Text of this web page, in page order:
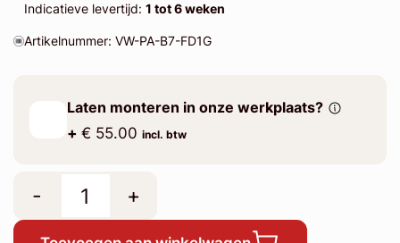
Indicatieve levertijd: 1 tot 6 weken
Artikelnummer: VW-PA-B7-FD1G
Laten monteren in onze werkplaats?
+ € 55.00 incl. btw
- +